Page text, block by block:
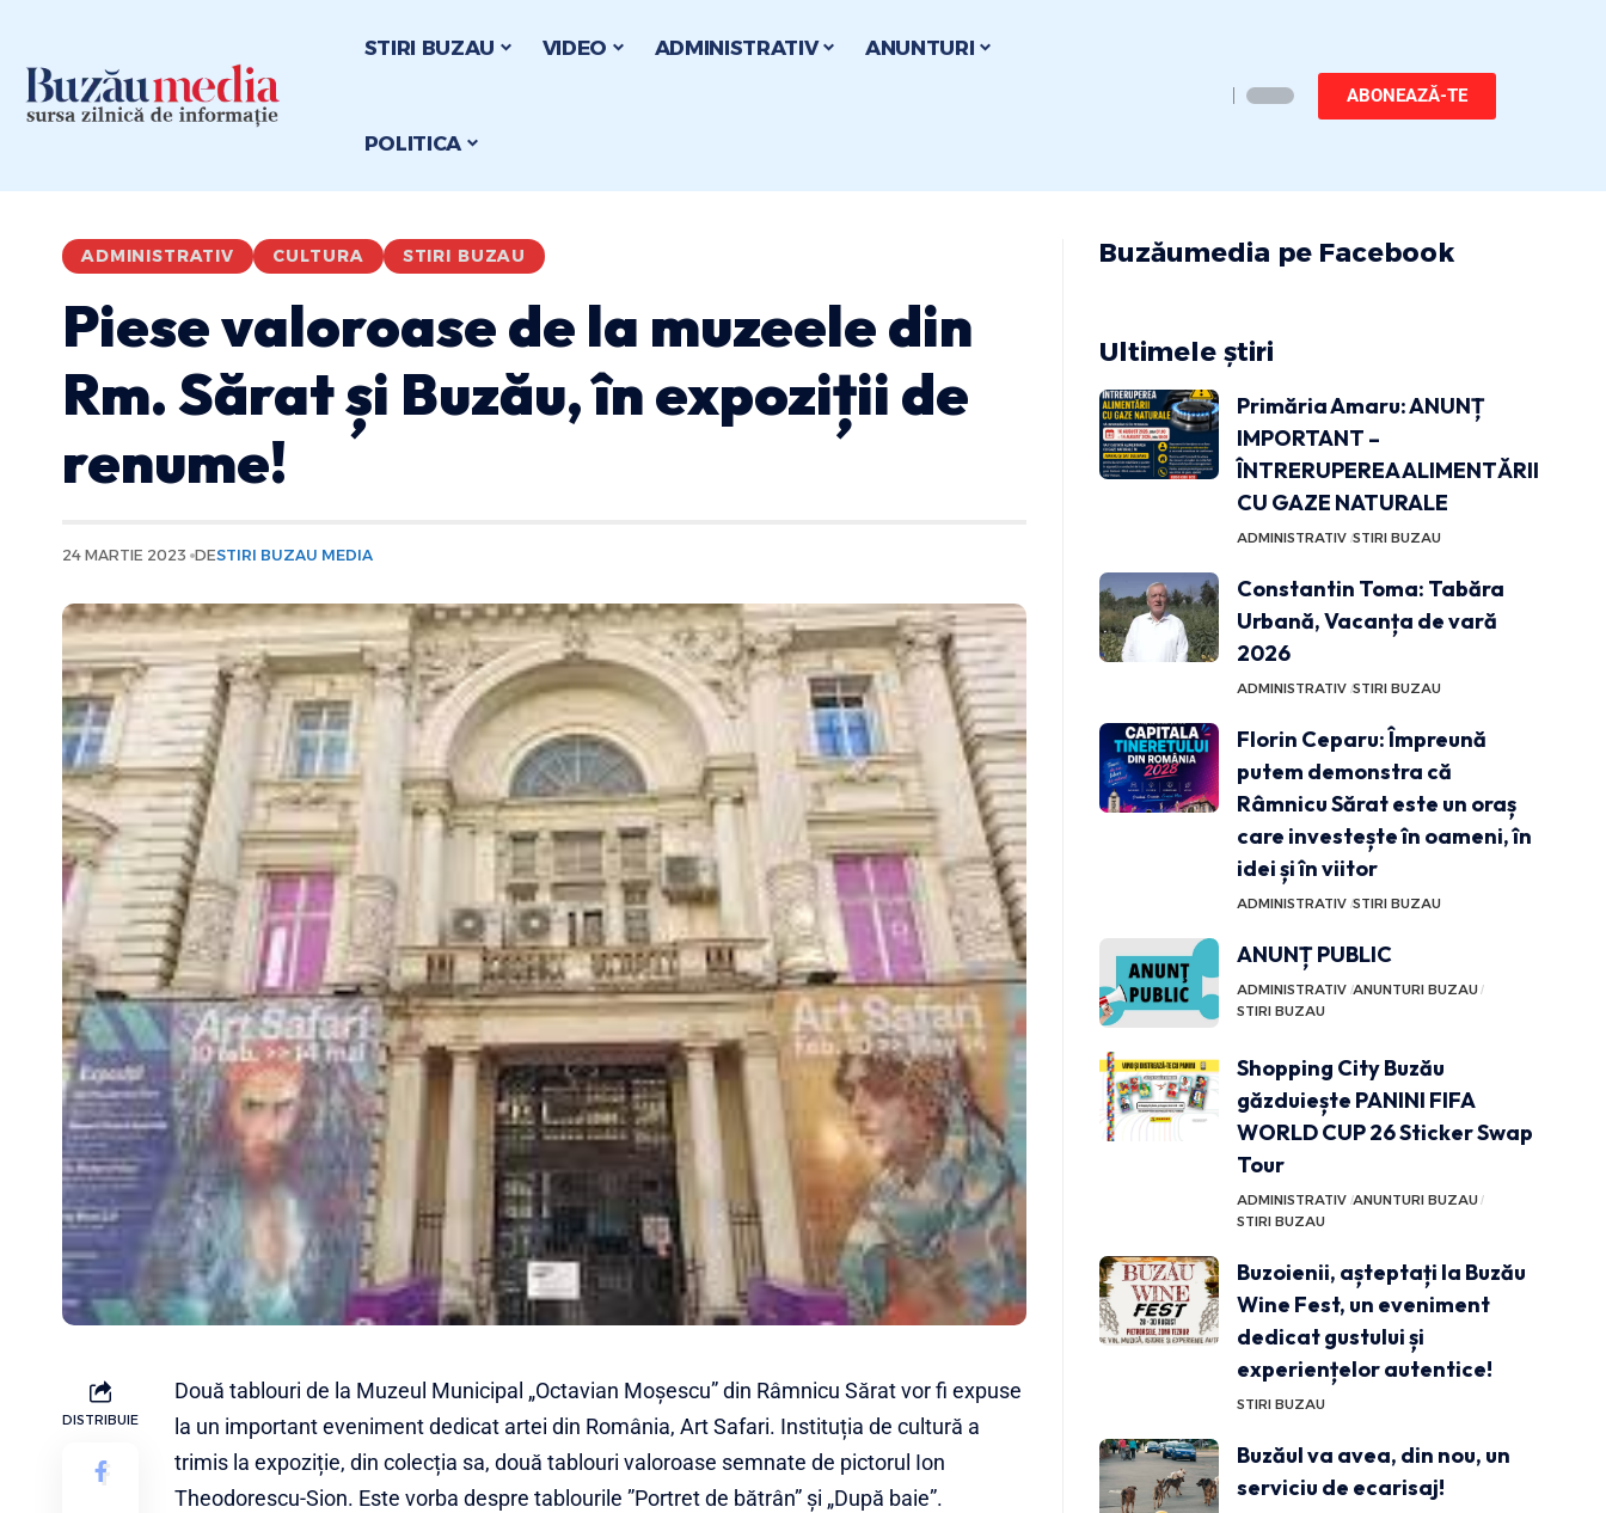
STIRI BUZAU VIDEO ADMINISTRATIV ANUNTURI
POLITICA
ABONEAZĂ-TE
ADMINISTRATIV CULTURA STIRI BUZAU
Piese valoroase de la muzeele din
Rm. Sărat și Buzău, în expoziții de
renume!
24 MARTIE 2023 DESTIRI BUZAU MEDIA
DISTRIBUIE
Două tablouri de la Muzeul Municipal „Octavian Moșescu” din Râmnicu Sărat vor fi expuse
la un important eveniment dedicat artei din România, Art Safari. Instituția de cultură a
trimis la expoziție, din colecția sa, două tablouri valoroase semnate de pictorul Ion
Theodorescu-Sion. Este vorba despre tablourile ”Portret de bătrân” și „După baie”.
Buzăumedia pe Facebook
Ultimele știri
Primăria Amaru: ANUNȚ
IMPORTANT –
ÎNTRERUPEREA ALIMENTĂRII
CU GAZE NATURALE
ADMINISTRATIV STIRI BUZAU
Constantin Toma: Tabăra
Urbană, Vacanța de vară
2026
ADMINISTRATIV STIRI BUZAU
Florin Ceparu: Împreună
putem demonstra că
Râmnicu Sărat este un oraș
care investește în oameni, în
idei și în viitor
ADMINISTRATIV STIRI BUZAU
ANUNȚ PUBLIC
ADMINISTRATIV ANUNTURI BUZAU
STIRI BUZAU
Shopping City Buzău
găzduiește PANINI FIFA
WORLD CUP 26 Sticker Swap
Tour
ADMINISTRATIV ANUNTURI BUZAU
STIRI BUZAU
Buzoienii, așteptați la Buzău
Wine Fest, un eveniment
dedicat gustului și
experiențelor autentice!
STIRI BUZAU
Buzăul va avea, din nou, un
serviciu de ecarisaj!